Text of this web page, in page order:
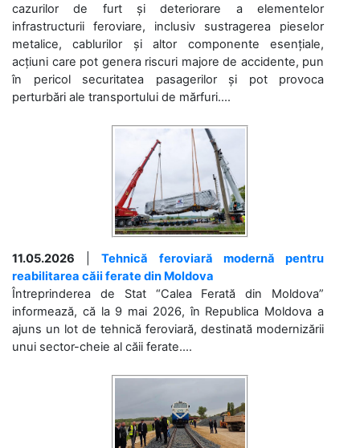
cazurilor de furt și deteriorare a elementelor
infrastructurii feroviare, inclusiv sustragerea pieselor
metalice, cablurilor și altor componente esențiale,
acțiuni care pot genera riscuri majore de accidente, pun
în pericol securitatea pasagerilor și pot provoca
perturbări ale transportului de mărfuri....
11.05.2026 |Tehnică feroviară modernă pentru
reabilitarea căii ferate din Moldova
Întreprinderea de Stat “Calea Ferată din Moldova”
informează, că la 9 mai 2026, în Republica Moldova a
ajuns un lot de tehnică feroviară, destinată modernizării
unui sector-cheie al căii ferate....